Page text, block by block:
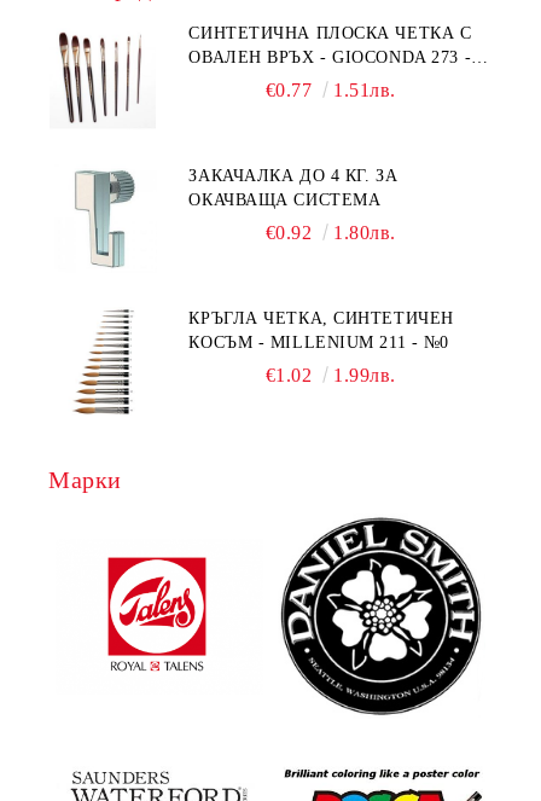
СИНТЕТИЧНА ПЛОСКА ЧЕТКА С
ОВАЛЕН ВРЪХ - GIOCONDA 273 -
€0.77 1.51лв.
ЗАКАЧАЛКА ДО 4 КГ. ЗА
ОКАЧВАЩА СИСТЕМА
€0.92 1.80лв.
КРЪГЛА ЧЕТКА, СИНТЕТИЧЕН
КОСЪМ - MILLENIUM 211 - №0
€1.02 1.99лв.
Марки